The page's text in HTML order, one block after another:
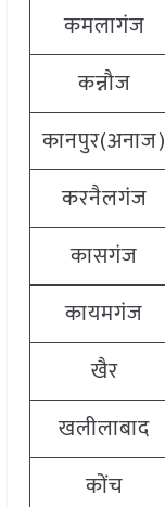
कमलागंज
कन्नौज
कानपुर(अनाज)
करनैलगंज
कासगंज
कायमगंज
खैर
खलीलाबाद
कोंच